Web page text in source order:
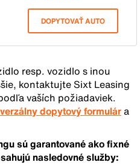
DOPYTOVAŤ AUTO
resp. vozidlo s inou
kontaktujte Sixt Leasing
vaších požiadaviek.
dopytový formulára
sú garantované ako fixné
nasledovné služby: